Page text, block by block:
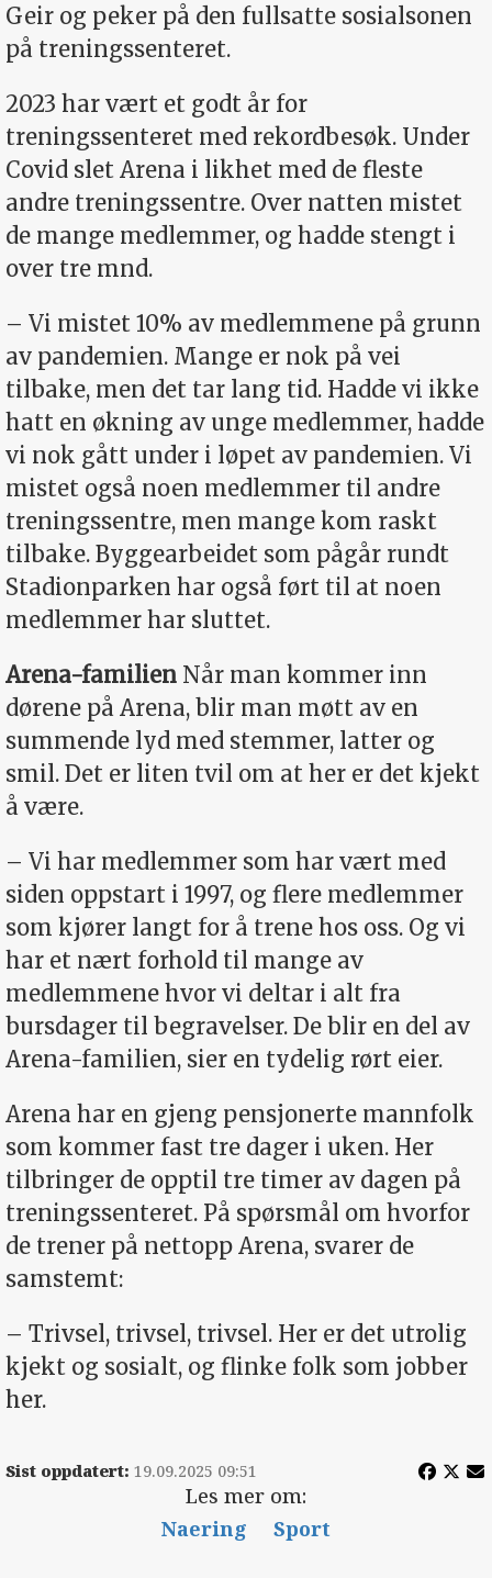
Geir og peker på den fullsatte sosialsonen
på treningssenteret.
2023 har vært et godt år for
treningssenteret med rekordbesøk. Under
Covid slet Arena i likhet med de fleste
andre treningssentre. Over natten mistet
de mange medlemmer, og hadde stengt i
over tre mnd.
– Vi mistet 10% av medlemmene på grunn
av pandemien. Mange er nok på vei
tilbake, men det tar lang tid. Hadde vi ikke
hatt en økning av unge medlemmer, hadde
vi nok gått under i løpet av pandemien. Vi
mistet også noen medlemmer til andre
treningssentre, men mange kom raskt
tilbake. Byggearbeidet som pågår rundt
Stadionparken har også ført til at noen
medlemmer har sluttet.
Arena-familien Når man kommer inn
dørene på Arena, blir man møtt av en
summende lyd med stemmer, latter og
smil. Det er liten tvil om at her er det kjekt
å være.
– Vi har medlemmer som har vært med
siden oppstart i 1997, og flere medlemmer
som kjører langt for å trene hos oss. Og vi
har et nært forhold til mange av
medlemmene hvor vi deltar i alt fra
bursdager til begravelser. De blir en del av
Arena-familien, sier en tydelig rørt eier.
Arena har en gjeng pensjonerte mannfolk
som kommer fast tre dager i uken. Her
tilbringer de opptil tre timer av dagen på
treningssenteret. På spørsmål om hvorfor
de trener på nettopp Arena, svarer de
samstemt:
– Trivsel, trivsel, trivsel. Her er det utrolig
kjekt og sosialt, og flinke folk som jobber
her.
Sist oppdatert: 19.09.2025 09:51
Les mer om:
Naering
Sport